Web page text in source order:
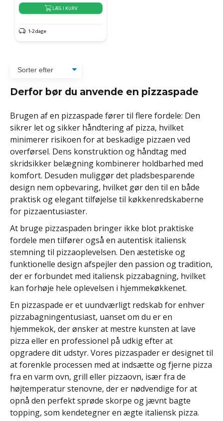
LÆG I KURV
1-2 dage
Derfor bør du anvende en pizzaspade
Brugen af en pizzaspade fører til flere fordele: Den
sikrer let og sikker håndtering af pizza, hvilket
minimerer risikoen for at beskadige pizzaen ved
overførsel. Dens konstruktion og håndtag med
skridsikker belægning kombinerer holdbarhed med
komfort. Desuden muliggør det pladsbesparende
design nem opbevaring, hvilket gør den til en både
praktisk og elegant tilføjelse til køkkenredskaberne
for pizzaentusiaster.
At bruge pizzaspaden bringer ikke blot praktiske
fordele men tilfører også en autentisk italiensk
stemning til pizzaoplevelsen. Den æstetiske og
funktionelle design afspejler den passion og tradition,
der er forbundet med italiensk pizzabagning, hvilket
kan forhøje hele oplevelsen i hjemmekøkkenet.
En pizzaspade er et uundværligt redskab for enhver
pizzabagningentusiast, uanset om du er en
hjemmekok, der ønsker at mestre kunsten at lave
pizza eller en professionel på udkig efter at
opgradere dit udstyr. Vores pizzaspader er designet til
at forenkle processen med at indsætte og fjerne pizza
fra en varm ovn, grill eller pizzaovn, især fra de
højtemperatur stenovne, der er nødvendige for at
opnå den perfekt sprøde skorpe og jævnt bagte
topping, som kendetegner en ægte italiensk pizza.